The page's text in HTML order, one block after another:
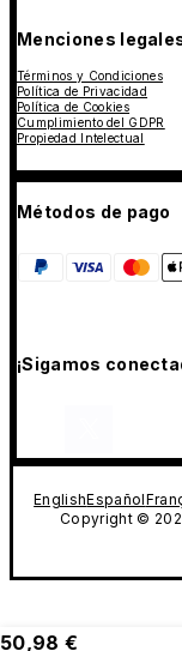
50,98 €
Menciones
Términos y Condiciones
Política de Privacidad
Política de Cookies
Cumplimiento del GDPR
Propiedad Intelectual
Métodos de pago
¡Sigamos
EnglishEspañol
Copyright ©